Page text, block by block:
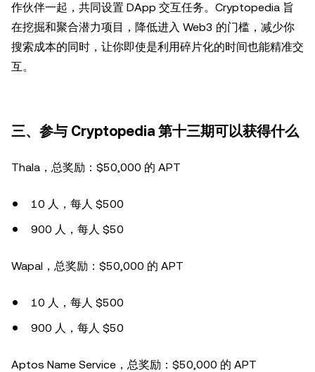
作伙伴一起，共同设置 DApp 交互任务。Cryptopedia 旨
在挖掘和聚合潜力项目，降低进入 Web3 的门槛，减少你
搜索成本的同时，让你即使是利用碎片化的时间也能精准交
互。
三、参与 Cryptopedia 第十三期可以获得什么
Thala，总奖励：$50,000 的 APT
10 人，每人 $500
900 人，每人 $50
Wapal，总奖励：$50,000 的 APT
10 人，每人 $500
900 人，每人 $50
Aptos Name Service，总奖励：$50,000 的 APT